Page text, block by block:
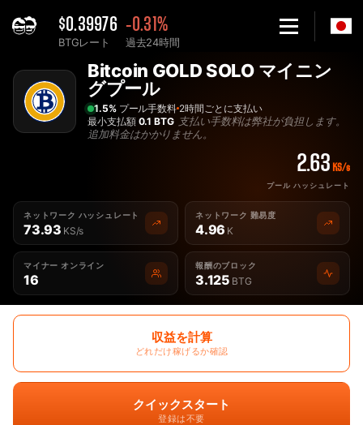
$0.39976
BTGレート
-0.31%
過去24時間
単独 Bitcoin GOLD BTG マイニングプール - 2Miners
Bitcoin GOLD SOLO マイニン
グプール
1.5%プール手数料 2時間ごとに支払い
最小支払額 0.1 BTG 支払い手数料は弊社が負担します。
追加料金はかかりません。
2.63 KS/s
プール ハッシュレート
ネットワーク ハッシュレート
73.93 KS/s
ネットワーク 難易度
4.96 K
マイナー オンライン
16
報酬のブロック
3.125 BTG
収益を計算
どれだけ稼げるか確認
クイックスタート
登録は不要